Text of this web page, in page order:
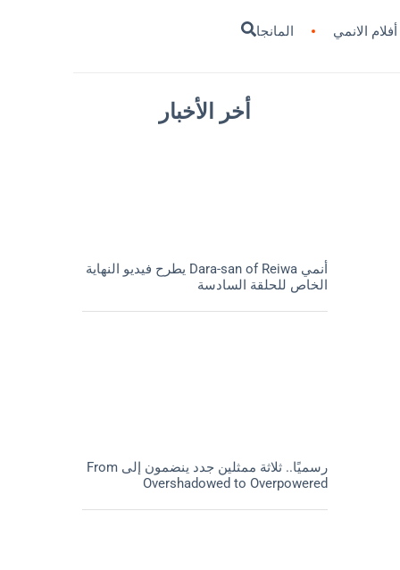
أفلام الانمي المانجا
أخر الأخبار
أنمي Dara-san of Reiwa يطرح فيديو النهاية
الخاص للحلقة السادسة
رسميًا.. ثلاثة ممثلين جدد ينضمون إلى From
Overshadowed to Overpowered